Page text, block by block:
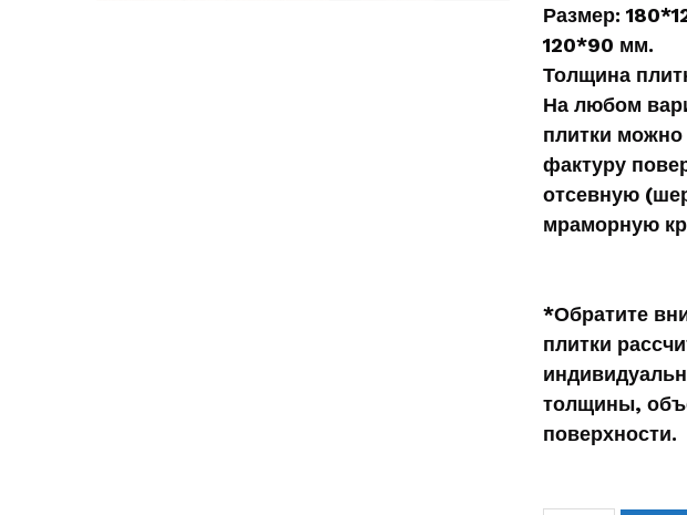
Размер:
120*90 мм.
Толщина
На любом
плитки можно
фактуру
отсевную
мраморную
*Обратите
плитки
толщины,
поверхности.